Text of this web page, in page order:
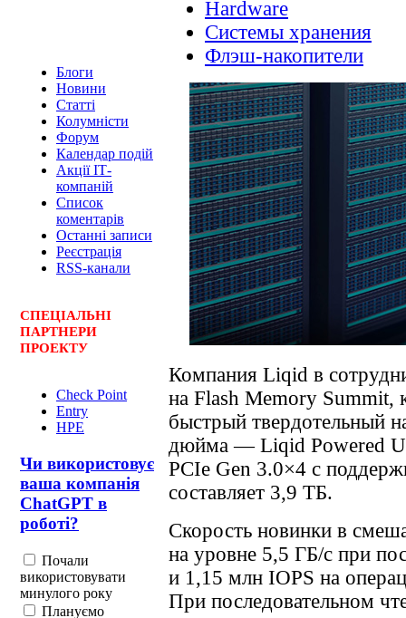
Блоги
Новини
Статті
Колумністи
Форум
Календар подій
Акції ІТ-
компаній
Список
коментарів
Останні записи
Реєстрація
RSS-канали
СПЕЦІАЛЬНІ
ПАРТНЕРИ
ПРОЕКТУ
Check Point
Entry
HPE
Чи використовує
ваша компанія
ChatGPT в
роботі?
Почали
використовувати
минулого року
Плануємо
Hardware
Системы хранения
Флэш-накопители
Компания Liqid в
на Flash Memory Summit,
быстрый твердотельный
дюйма — Liqid Powered
PCIe Gen 3.0×4 с
составляет 3,9 ТБ.
Скорость новинки в
на уровне 5,5 ГБ/с при
и 1,15 млн IOPS на
При последовательном